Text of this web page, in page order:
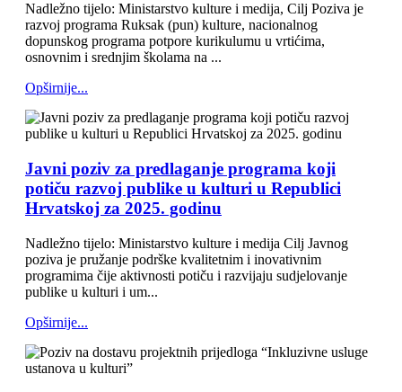
Nadležno tijelo: Ministarstvo kulture i medija, Cilj Poziva je
razvoj programa Ruksak (pun) kulture, nacionalnog
dopunskog programa potpore kurikulumu u vrtićima,
osnovnim i srednjim školama na ...
Opširnije...
Javni poziv za predlaganje programa koji
potiču razvoj publike u kulturi u Republici
Hrvatskoj za 2025. godinu
Nadležno tijelo: Ministarstvo kulture i medija Cilj Javnog
poziva je pružanje podrške kvalitetnim i inovativnim
programima čije aktivnosti potiču i razvijaju sudjelovanje
publike u kulturi i um...
Opširnije...